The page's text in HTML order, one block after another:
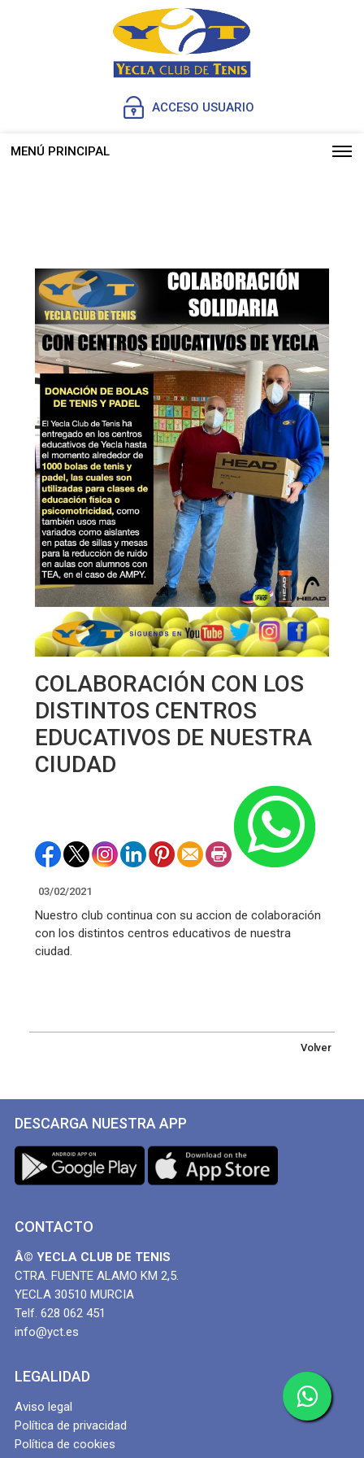
ACCESO USUARIO
MENÚ PRINCIPAL
COLABORACIÓN CON LOS
DISTINTOS CENTROS
EDUCATIVOS DE NUESTRA
CIUDAD
03/02/2021
Nuestro club continua con su accion de colaboración
con los distintos centros educativos de nuestra
ciudad.
Volver
DESCARGA NUESTRA APP
CONTACTO
Â© YECLA CLUB DE TENIS
CTRA. FUENTE ALAMO KM 2,5.
YECLA 30510 MURCIA
Telf. 628 062 451
info@yct.es
LEGALIDAD
Aviso legal
Política de privacidad
Política de cookies